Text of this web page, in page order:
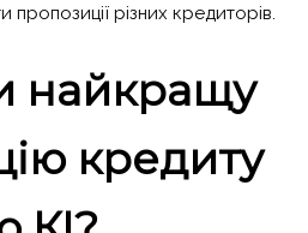
пропозиції різних кредиторів.
найкращу
кредиту